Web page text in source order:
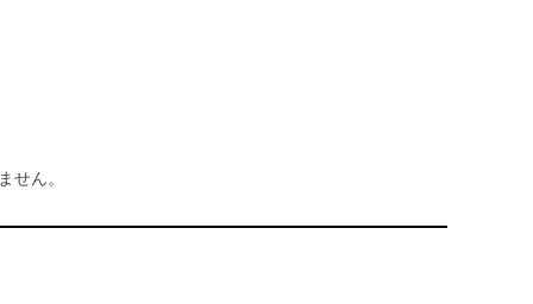
せん。